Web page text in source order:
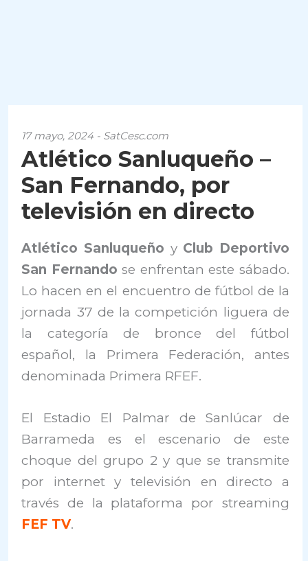
17 mayo, 2024 - SatCesc.com
Atlético Sanluqueño –
San Fernando, por
televisión en directo
Atlético Sanluqueño yClub Deportivo
San Fernandose enfrentan este sábado.
Lo hacen en el encuentro de fútbol de la
jornada 37 de la competición liguera de
la categoría de bronce del fútbol
español, la Primera Federación, antes
denominada Primera RFEF.
El Estadio El Palmar de Sanlúcar de
Barrameda es el escenario de este
choque del grupo 2 y que se transmite
por internet y televisión en directo a
través de la plataforma por streaming
FEF TV.